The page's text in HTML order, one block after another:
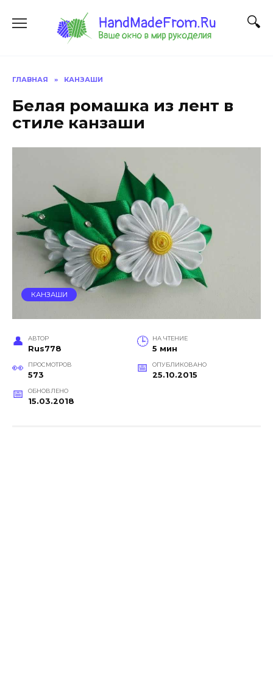
содержанию
ГЛАВНАЯ » КАНЗАШИ
Белая ромашка из лент в
стиле канзаши
КАНЗАШИ
АВТОР
Rus778
НА ЧТЕНИЕ
5 мин
ПРОСМОТРОВ
573
ОПУБЛИКОВАНО
25.10.2015
ОБНОВЛЕНО
15.03.2018